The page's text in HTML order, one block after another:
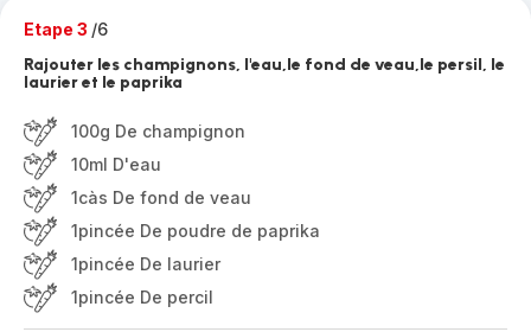
Etape 3 /6
Rajouter les champignons, l'eau,le fond de veau,le persil, le
laurier et le paprika
100g De champignon
10ml D'eau
1càs De fond de veau
1pincée De poudre de paprika
1pincée De laurier
1pincée De percil